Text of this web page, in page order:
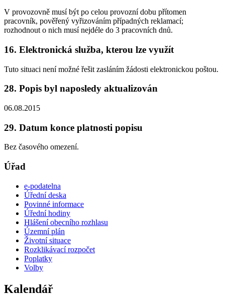
V provozovně musí být po celou provozní dobu přítomen
pracovník, pověřený vyřizováním případných reklamací;
rozhodnout o nich musí nejdéle do 3 pracovních dnů.
16. Elektronická služba, kterou lze využít
Tuto situaci není možné řešit zasláním žádosti elektronickou poštou.
28. Popis byl naposledy aktualizován
06.08.2015
29. Datum konce platnosti popisu
Bez časového omezení.
Úřad
e-podatelna
Úřední deska
Povinné informace
Úřední hodiny
Hlášení obecního rozhlasu
Územní plán
Životní situace
Rozklikávací rozpočet
Poplatky
Volby
Kalendář